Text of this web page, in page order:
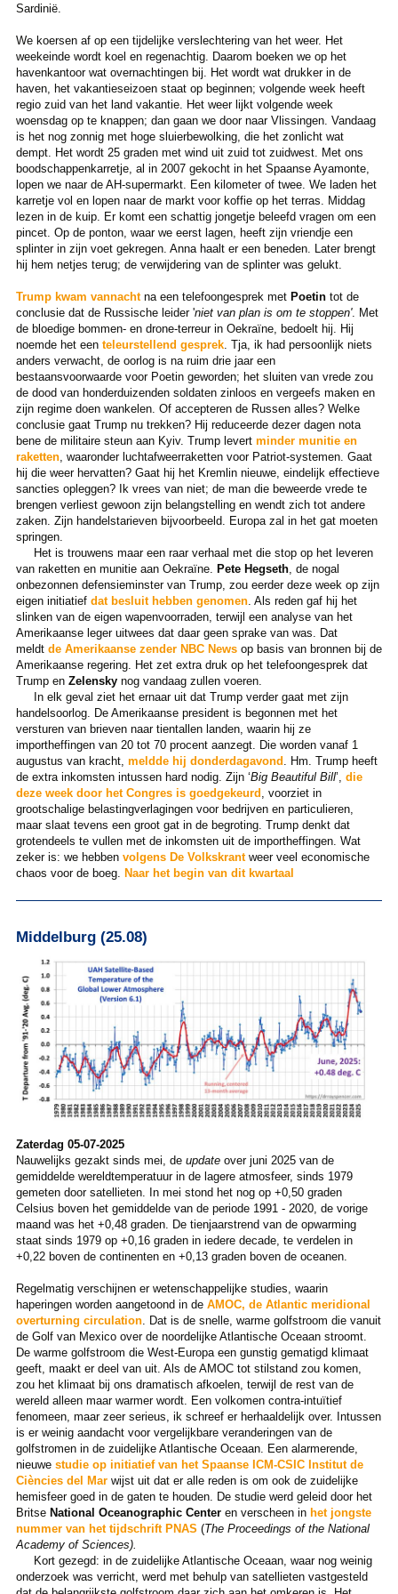
Sardinië.
We koersen af op een tijdelijke verslechtering van het weer. Het
weekeinde wordt koel en regenachtig. Daarom boeken we op het
havenkantoor wat overnachtingen bij. Het wordt wat drukker in de
haven, het vakantieseizoen staat op beginnen; volgende week heeft
regio zuid van het land vakantie. Het weer lijkt volgende week
woensdag op te knappen; dan gaan we door naar Vlissingen. Vandaag
is het nog zonnig met hoge sluierbewolking, die het zonlicht wat
dempt. Het wordt 25 graden met wind uit zuid tot zuidwest. Met ons
boodschappenkarretje, al in 2007 gekocht in het Spaanse Ayamonte,
lopen we naar de AH-supermarkt. Een kilometer of twee. We laden het
karretje vol en lopen naar de markt voor koffie op het terras. Middag
lezen in de kuip. Er komt een schattig jongetje beleefd vragen om een
pincet. Op de ponton, waar we eerst lagen, heeft zijn vriendje een
splinter in zijn voet gekregen. Anna haalt er een beneden. Later brengt
hij hem netjes terug; de verwijdering van de splinter was gelukt.
Trump kwam vannachtna een telefoongesprek met Poetintot de
conclusie dat de Russische leider 'niet van plan is om te stoppen'. Met
de bloedige bommen- en drone-terreur in Oekraïne, bedoelt hij. Hij
noemde het een teleurstellend gesprek. Tja, ik had persoonlijk niets
anders verwacht, de oorlog is na ruim drie jaar een
bestaansvoorwaarde voor Poetin geworden; het sluiten van vrede zou
de dood van honderduizenden soldaten zinloos en vergeefs maken en
zijn regime doen wankelen. Of accepteren de Russen alles? Welke
conclusie gaat Trump nu trekken? Hij reduceerde dezer dagen nota
bene de militaire steun aan Kyiv. Trump levert minder munitie en
raketten, waaronder luchtafweerraketten voor Patriot-systemen. Gaat
hij die weer hervatten? Gaat hij het Kremlin nieuwe, eindelijk effectieve
sancties opleggen? Ik vrees van niet; de man die beweerde vrede te
brengen verliest gewoon zijn belangstelling en wendt zich tot andere
zaken. Zijn handelstarieven bijvoorbeeld. Europa zal in het gat moeten
springen.
Het is trouwens maar een raar verhaal met die stop op het leveren
van raketten en munitie aan Oekraïne.
Pete Hegseth, de nogal
onbezonnen defensieminster van Trump, zou eerder deze week op zijn
eigen initiatief dat besluit hebben genomen. Als reden gaf hij het
slinken van de eigen wapenvoorraden, terwijl een analyse van het
Amerikaanse leger uitwees dat daar geen sprake van was. Dat
meldt de Amerikaanse zender NBC Newsop basis van bronnen bij de
Amerikaanse regering. Het zet extra druk op het telefoongesprek dat
Trump en Zelenskynog vandaag zullen voeren.
In elk geval ziet het ernaar uit dat Trump verder gaat met zijn
handelsoorlog. De Amerikaanse president is begonnen met het
versturen van brieven naar tientallen landen, waarin hij ze
importheffingen van 20 tot 70 procent aanzegt. Die worden vanaf 1
augustus van kracht, meldde hij donderdagavond
. Hm. Trump heeft
de extra inkomsten intussen hard nodig. Zijn ‘Big Beautiful Bill’, die
deze week door het Congres is goedgekeurd
, voorziet in
grootschalige belastingverlagingen voor bedrijven en particulieren,
maar slaat tevens een groot gat in de begroting. Trump denkt dat
grotendeels te vullen met de inkomsten uit de importheffingen. Wat
zeker is: we hebben volgens De Volkskrantweer veel economische
chaos voor de boeg.
Naar het begin van dit kwartaal
Middelburg (25.08)
Zaterdag 05-07-2025
Nauwelijks gezakt sinds mei, de updateover juni 2025 van de
gemiddelde wereldtemperatuur in de lagere atmosfeer, sinds 1979
gemeten door satellieten. In mei stond het nog op +0,50 graden
Celsius boven het gemiddelde van de periode 1991 - 2020, de vorige
maand was het +0,48 graden. De tienjaarstrend van de opwarming
staat sinds 1979 op +0,16 graden in iedere decade, te verdelen in
+0,22 boven de continenten en +0,13 graden boven de oceanen.
Regelmatig verschijnen er wetenschappelijke studies, waarin
haperingen worden aangetoond in de AMOC, de Atlantic meridional
overturning circulation. Dat is de snelle, warme golfstroom die vanuit
de Golf van Mexico over de noordelijke Atlantische Oceaan stroomt.
De warme golfstroom die West-Europa een gunstig gematigd klimaat
geeft, maakt er deel van uit. Als de AMOC tot stilstand zou komen,
zou het klimaat bij ons dramatisch afkoelen, terwijl de rest van de
wereld alleen maar warmer wordt. Een volkomen contra-intuïtief
fenomeen, maar zeer serieus, ik schreef er herhaaldelijk over. Intussen
is er weinig aandacht voor vergelijkbare veranderingen van de
golfstromen in de zuidelijke Atlantische Oceaan. Een alarmerende,
nieuwe studie op initiatief van het Spaanse ICM-CSIC Institut de
Ciències del Mar wijst uit dat er alle reden is om ook de zuidelijke
hemisfeer goed in de gaten te houden. De studie werd geleid door het
Britse National Oceanographic Centeren verscheen in het jongste
nummer van het tijdschrift PNAS (The Proceedings of the National
Academy of Sciences).
Kort gezegd: in de zuidelijke Atlantische Oceaan, waar nog weinig
onderzoek was verricht, werd met behulp van satellieten vastgesteld